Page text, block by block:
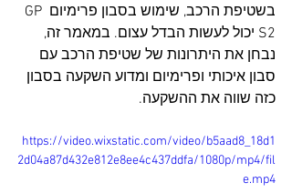
בשטיפת הרכב, שימוש בסבון פרימיום GP
S2 יכול לעשות הבדל עצום. במאמר זה,
נבחן את היתרונות של שטיפת הרכב עם
סבון איכותי ופרימיום ומדוע השקעה בסבון
כזה שווה את ההשקעה.
https://video.wixstatic.com/video/b5aad8_18d1
2d04a87d432e812e8ee4c437ddfa/1080p/mp4/fil
e.mp4